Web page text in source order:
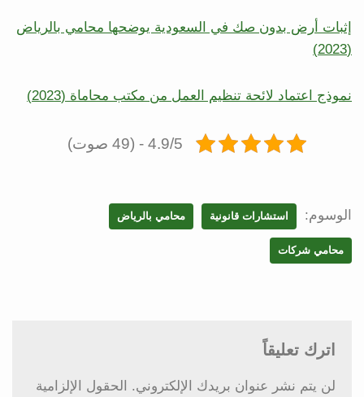
إثبات أرض بدون صك في السعودية يوضحها محامي بالرياض
(2023)
نموذج اعتماد لائحة تنظيم العمل من مكتب محاماة (2023)
4.9/5 - (49 صوت)
الوسوم: استشارات قانونية محامي بالرياض
محامي شركات
اترك تعليقاً
لن يتم نشر عنوان بريدك الإلكتروني.
الحقول الإلزامية